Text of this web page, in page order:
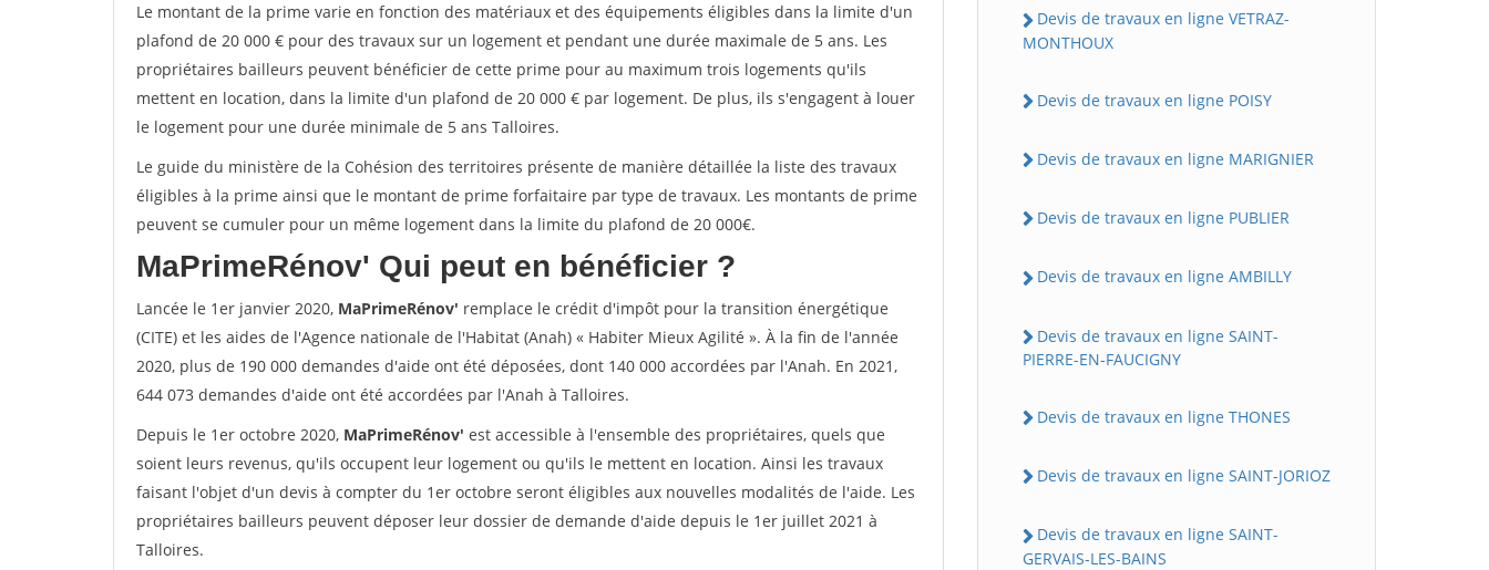
Le montant de la prime varie en fonction des matériaux et des équipements éligibles dans la limite d'un
plafond de 20 000 € pour des travaux sur un logement et pendant une durée maximale de 5 ans. Les
propriétaires bailleurs peuvent bénéficier de cette prime pour au maximum trois logements qu'ils
mettent en location, dans la limite d'un plafond de 20 000 € par logement. De plus, ils s'engagent à louer
le logement pour une durée minimale de 5 ans Talloires.
Le guide du ministère de la Cohésion des territoires présente de manière détaillée la liste des travaux
éligibles à la prime ainsi que le montant de prime forfaitaire par type de travaux. Les montants de prime
peuvent se cumuler pour un même logement dans la limite du plafond de 20 000€.
MaPrimeRénov' Qui peut en bénéficier ?
Lancée le 1er janvier 2020, MaPrimeRénov' remplace le crédit d'impôt pour la transition énergétique
(CITE) et les aides de l'Agence nationale de l'Habitat (Anah) « Habiter Mieux Agilité ». À la fin de l'année
2020, plus de 190 000 demandes d'aide ont été déposées, dont 140 000 accordées par l'Anah. En 2021,
644 073 demandes d'aide ont été accordées par l'Anah à Talloires.
Depuis le 1er octobre 2020, MaPrimeRénov' est accessible à l'ensemble des propriétaires, quels que
soient leurs revenus, qu'ils occupent leur logement ou qu'ils le mettent en location. Ainsi les travaux
faisant l'objet d'un devis à compter du 1er octobre seront éligibles aux nouvelles modalités de l'aide. Les
propriétaires bailleurs peuvent déposer leur dossier de demande d'aide depuis le 1er juillet 2021 à
Talloires.
Devis de travaux en ligne VETRAZ-
MONTHOUX
Devis de travaux en ligne POISY
Devis de travaux en ligne MARIGNIER
Devis de travaux en ligne PUBLIER
Devis de travaux en ligne AMBILLY
Devis de travaux en ligne SAINT-
PIERRE-EN-FAUCIGNY
Devis de travaux en ligne THONES
Devis de travaux en ligne SAINT-JORIOZ
Devis de travaux en ligne SAINT-
GERVAIS-LES-BAINS